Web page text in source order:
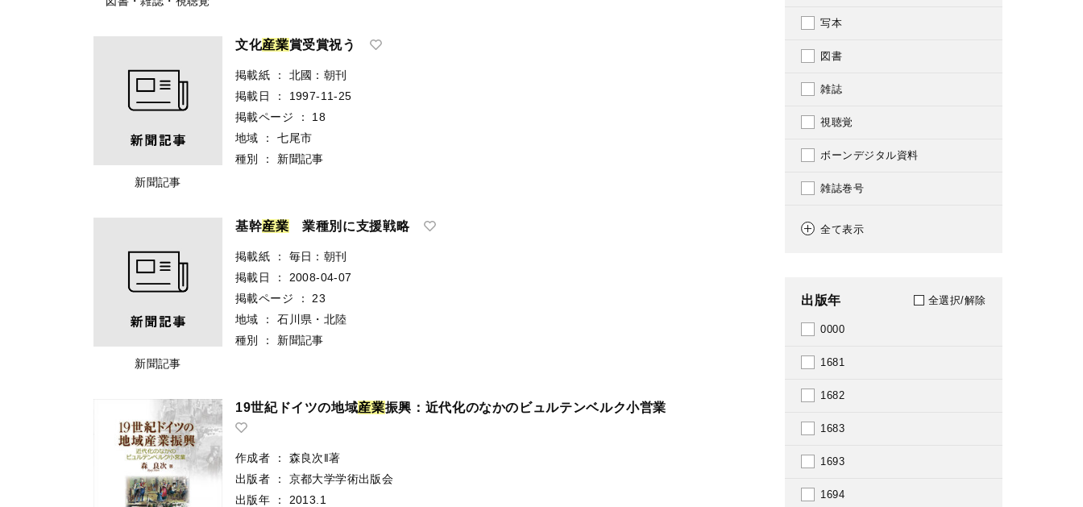
新聞記事
文化産業賞受賞祝う
掲載紙 ：
北國：朝刊
掲載日
：
1997-11-25
掲載ページ
：
18
地域
：
七尾市
種別
： 新聞記事
新聞記事
基幹産業 業種別に支援戦略
掲載紙 ：
毎日：朝刊
掲載日
：
2008-04-07
掲載ページ
：
23
地域
：
石川県・北陸
種別
： 新聞記事
19世紀ドイツの地域産業振興：近代化のなかのビュルテンベルク小営業
作成者 ：
森良次‖著
出版者
：
京都大学学術出版会
出版年
：
2013.1
写本
図書
雑誌
視聴覚
ボーンデジタル資料
雑誌巻号
古文書
全て表示
出版年 全選択/解除
0000
1681
1682
1683
1693
1694